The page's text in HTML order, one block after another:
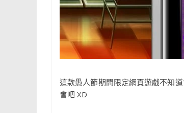
這款愚人節期間限定網頁遊戲不知
會吧 XD